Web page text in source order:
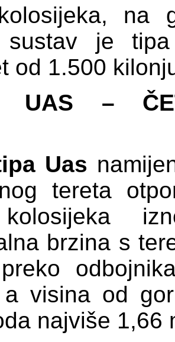
na
sustav je
od 1.500
UAS –
Uas
tereta
brzina s
a visina od
najviše 1,66